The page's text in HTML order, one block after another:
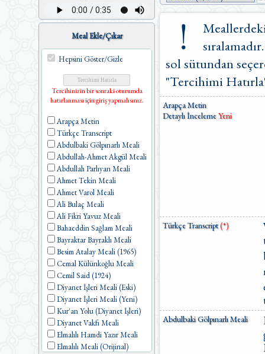
Meal Ekle/Çıkar
Hepsini Göster/Gizle
Tercihinizin bir sonraki oturumda
hatırlanması için giriş yapmalısınız.
Arapça Metin
Türkçe Transcript
Abdulbaki Gölpınarlı Meali
Abdullah-Ahmet Akgül Meali
Abdullah Parlıyan Meali
Ahmet Tekin Meali
Ahmet Varol Meali
Ali Bulaç Meali
Ali Fikri Yavuz Meali
Bahaeddin Sağlam Meali
Bayraktar Bayraklı Meali
Besim Atalay Meali (1965)
Cemal Külünkoğlu Meali
Cemil Said (1924)
Diyanet İşleri Meali (Eski)
Diyanet İşleri Meali (Yeni)
Kur'an Yolu (Diyanet İşleri)
Diyanet Vakfı Meali
Elmalılı Hamdi Yazır Meali
Elmalılı Meali (Orijinal)
sol sütundan
"Tercihimi
Arapça Metin
Detaylı İncelemeYeni
Türkçe Transcript(*)
Abdulbaki Gölpınarlı Meali